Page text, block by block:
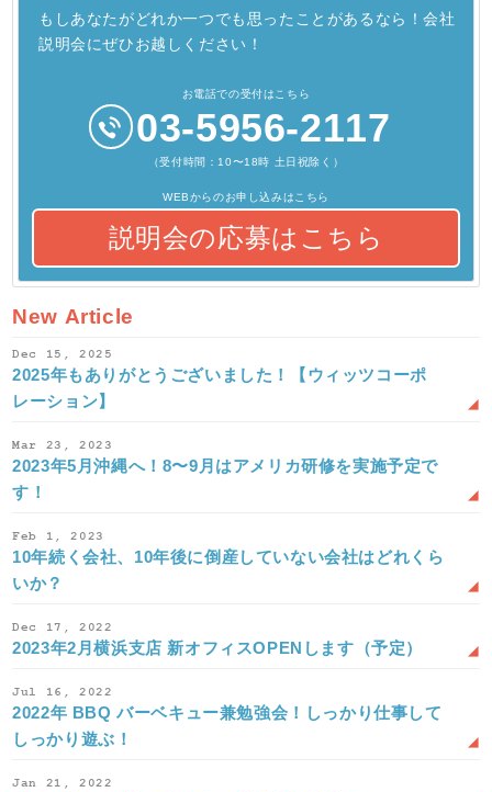
もしあなたがどれか一つでも思ったことがあるなら！会社
説明会にぜひお越しください！
お電話での受付はこちら
03-5956-2117
（受付時間：10〜18時 土日祝除く）
WEBからのお申し込みはこちら
説明会の応募はこちら
New Article
Dec 15, 2025
2025年もありがとうございました！【ウィッツコーポ
レーション】
Mar 23, 2023
2023年5月沖縄へ！8〜9月はアメリカ研修を実施予定で
す！
Feb 1, 2023
10年続く会社、10年後に倒産していない会社はどれくら
いか？
Dec 17, 2022
2023年2月横浜支店 新オフィスOPENします（予定）
Jul 16, 2022
2022年 BBQ バーベキュー兼勉強会！しっかり仕事して
しっかり遊ぶ！
Jan 21, 2022